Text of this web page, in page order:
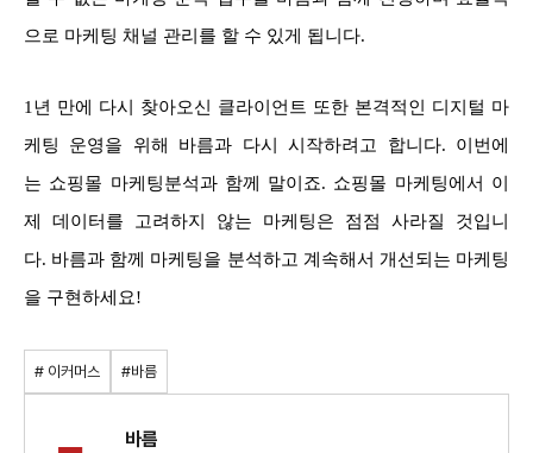
으로 마케팅 채널 관리를 할 수 있게 됩니다.
1년 만에 다시 찾아오신 클라이언트 또한 본격적인 디지털 마
케팅 운영을 위해 바름과 다시 시작하려고 합니다. 이번에
는 쇼핑몰 마케팅분석과 함께 말이죠. 쇼핑몰 마케팅에서 이
제 데이터를 고려하지 않는 마케팅은 점점 사라질 것입니
다. 바름과 함께 마케팅을 분석하고 계속해서 개선되는 마케팅
을 구현하세요!
# 이커머스 #바름
바름